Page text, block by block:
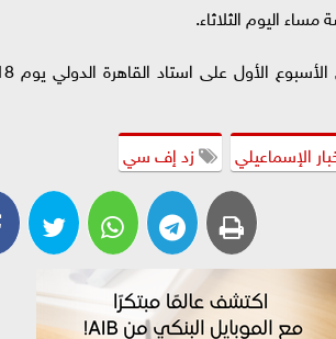
اليوم الثلاثاء.
أسفرت قرعة الدوري الممتاز، على أن الإسماعيلي
الإسماعيلي زد إف سي